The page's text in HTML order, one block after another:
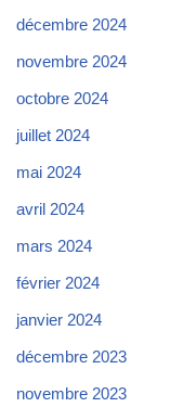
décembre 2024
novembre 2024
octobre 2024
juillet 2024
mai 2024
avril 2024
mars 2024
février 2024
janvier 2024
décembre 2023
novembre 2023